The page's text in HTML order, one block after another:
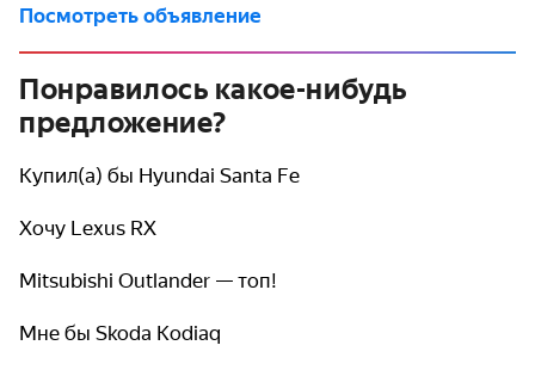
Посмотреть объявление
Понравилось какое-нибудь
предложение?
Купил(а) бы Hyundai Santa Fe
Хочу Lexus RX
Mitsubishi Outlander — топ!
Мне бы Skoda Kodiaq